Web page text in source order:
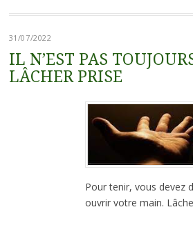
31/07/2022
IL N’EST PAS
LÂCHER PRISE
Pour tenir, vous devez
ouvrir votre main.